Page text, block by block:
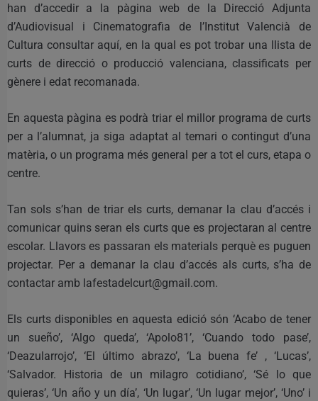
han d’accedir a la pàgina web de la Direcció Adjunta
d’Audiovisual i Cinematografia de l’Institut Valencià de
Cultura consultar aquí, en la qual es pot trobar una llista de
curts de direcció o producció valenciana, classificats per
gènere i edat recomanada.
En aquesta pàgina es podrà triar el millor programa de curts
per a l’alumnat, ja siga adaptat al temari o contingut d’una
matèria, o un programa més general per a tot el curs, etapa o
centre.
Tan sols s’han de triar els curts, demanar la clau d’accés i
comunicar quins seran els curts que es projectaran al centre
escolar. Llavors es passaran els materials perquè es puguen
projectar. Per a demanar la clau d’accés als curts, s’ha de
contactar amb lafestadelcurt@gmail.com.
Els curts disponibles en aquesta edició són ‘Acabo de tener
un sueño’, ‘Algo queda’, ‘Apolo81’, ‘Cuando todo pase’,
‘Deazularrojo’, ‘El último abrazo’, ‘La buena fe’ , ‘Lucas’,
‘Salvador. Historia de un milagro cotidiano’, ‘Sé lo que
quieras’, ‘Un año y un día’, ‘Un lugar’, ‘Un lugar mejor’, ‘Uno’ i